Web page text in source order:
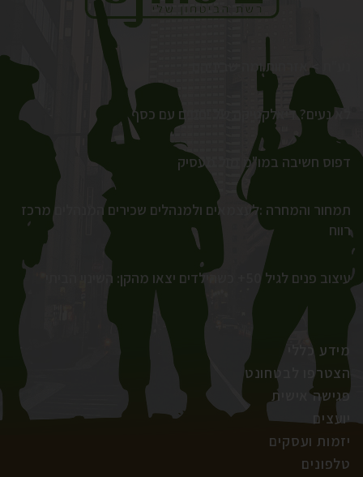
נע"ת > אזרחות ומה שביניהם
לא נעים? דיאלקטיקה של יחסים עם כסף
דפוס חשיבה במו"מ מול מעסיק
תמחור והמחרה :לעצמאים ולמנהלים שכירים המנהלים מרכז
רווח
עיצוב פנים לגיל 50+ כשהילדים יצאו מהקן: השינוי הביתי
מידע כללי
הצטרפו לבטחונט
פגישה אישית
יועצים
יזמות ועסקים
טלפונים